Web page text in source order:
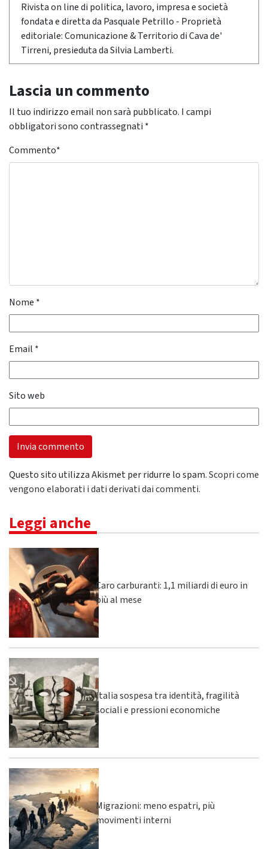
Rivista on line di politica, lavoro, impresa e società
fondata e diretta da Pasquale Petrillo - Proprietà
editoriale: Comunicazione & Territorio di Cava de'
Tirreni, presieduta da Silvia Lamberti.
Lascia un commento
Il tuo indirizzo email non sarà pubblicato. I campi
obbligatori sono contrassegnati *
Commento*
Nome *
Email *
Sito web
Questo sito utilizza Akismet per ridurre lo spam.Scopri come
vengono elaborati i dati derivati dai commenti.
Leggi anche
Caro carburanti: 1,1 miliardi di euro in
più al mese
Italia sospesa tra identità, fragilità
sociali e pressioni economiche
Migrazioni: meno espatri, più
movimenti interni